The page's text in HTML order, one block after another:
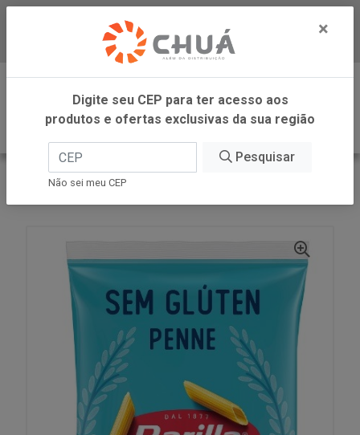
Baixe já nosso APP
0
INÍCIO
BARILLA
×
Digite seu CEP para ter acesso aos
produtos e ofertas exclusivas da sua região
Pesquisar
Não sei meu CEP